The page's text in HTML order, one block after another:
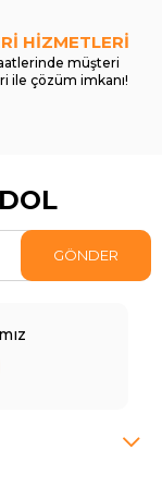
HİZMETLERİ
müşteri
ile çözüm imkanı!
GÖNDER